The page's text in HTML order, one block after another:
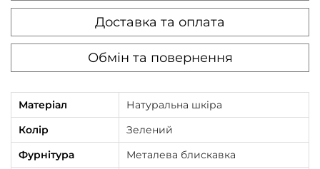
Доставка та оплата
Обмін та повернення
Матеріал
Натуральна шкіра
Колір
Зелений
Фурнітура
Металева блискавка